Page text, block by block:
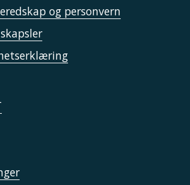
og personvern